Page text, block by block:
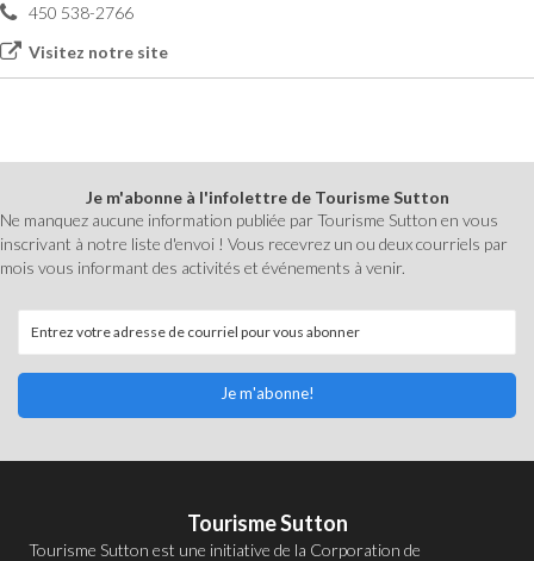
450 538-2766
Visitez notre site
Je m'abonne à l'infolettre de Tourisme Sutton
Ne manquez aucune information publiée par Tourisme Sutton en vous
inscrivant à notre liste d'envoi ! Vous recevrez un ou deux courriels par
mois vous informant des activités et événements à venir.
Je m'abonne!
Tourisme Sutton
Tourisme Sutton est une initiative de la Corporation de